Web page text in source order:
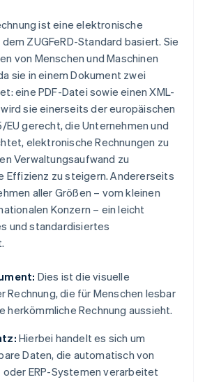
ist eine elektronische
ZUGFeRD-Standard basiert. Sie
von Menschen und Maschinen
sie in einem Dokument zwei
eine PDF-Datei sowie einen XML-
sie einerseits der europäischen
gerecht, die Unternehmen und
elektronische Rechnungen zu
Verwaltungsaufwand zu
Effizienz zu steigern. Andererseits
aller Größen – vom kleinen
Konzern – ein leicht
und standardisiertes
Dies ist die visuelle
Rechnung, die für Menschen lesbar
herkömmliche Rechnung aussieht.
Hierbei handelt es sich um
Daten, die automatisch von
oder ERP-Systemen verarbeitet